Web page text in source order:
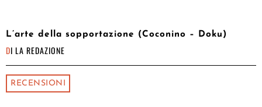
L’arte della sopportazione (Coconino – Doku)
DI LA REDAZIONE
RECENSIONI